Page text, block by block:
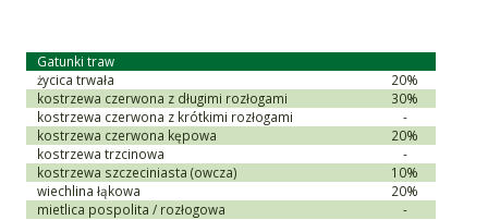
Gatunki traw
życica trwała
20%
kostrzewa czerwona z długimi rozłogami
30%
kostrzewa czerwona z krótkimi rozłogami
-
kostrzewa czerwona kępowa
20%
kostrzewa trzcinowa
-
kostrzewa szczeciniasta (owcza)
10%
wiechlina łąkowa
20%
mietlica pospolita / rozłogowa
-